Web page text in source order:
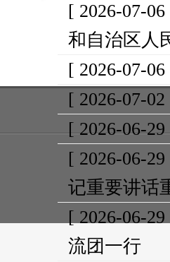
[ 2026-07-
和自治区人
[ 2026-07-
[ 2026-07-
[ 2026-06-
[ 2026-06-
记重要讲话
[ 2026-06-
流团一行